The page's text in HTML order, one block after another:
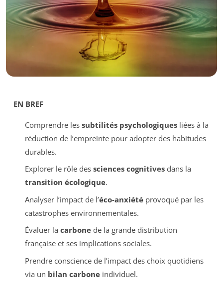
EN BREF
Comprendre les subtilités psychologiquesliées à la
réduction de l’empreinte pour adopter des habitudes
durables.
Explorer le rôle des sciences cognitivesdans la
transition écologique.
Analyser l’impact de l’éco-anxiétéprovoqué par les
catastrophes environnementales.
Évaluer la carbonede la grande distribution
française et ses implications sociales.
Prendre conscience de l’impact des choix quotidiens
via un bilan carboneindividuel.